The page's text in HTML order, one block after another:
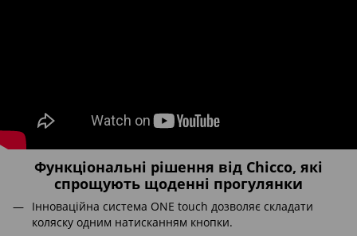
Функціональні рішення від Chicco, які
спрощують щоденні прогулянки
Інноваційна система ONE touch дозволяє складати
коляску одним натисканням кнопки.